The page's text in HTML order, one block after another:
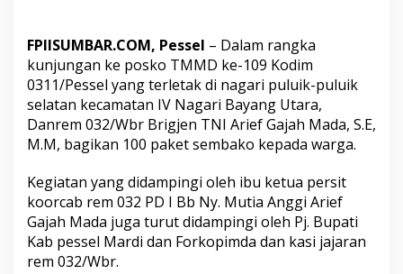
k
T
M
M
D
K
e
1
0
9
K
o
FPIISUMBAR.COM, Pessel – Dalam rangka
kunjungan ke posko TMMD ke-109 Kodim
0311/Pessel yang terletak di nagari puluik-puluik
selatan kecamatan IV Nagari Bayang Utara,
Danrem 032/Wbr Brigjen TNI Arief Gajah Mada, S.E,
M.M, bagikan 100 paket sembako kepada warga.
Kegiatan yang didampingi oleh ibu ketua persit
koorcab rem 032 PD I Bb Ny. Mutia Anggi Arief
Gajah Mada juga turut didampingi oleh Pj. Bupati
Kab pessel Mardi dan Forkopimda dan kasi jajaran
rem 032/Wbr.